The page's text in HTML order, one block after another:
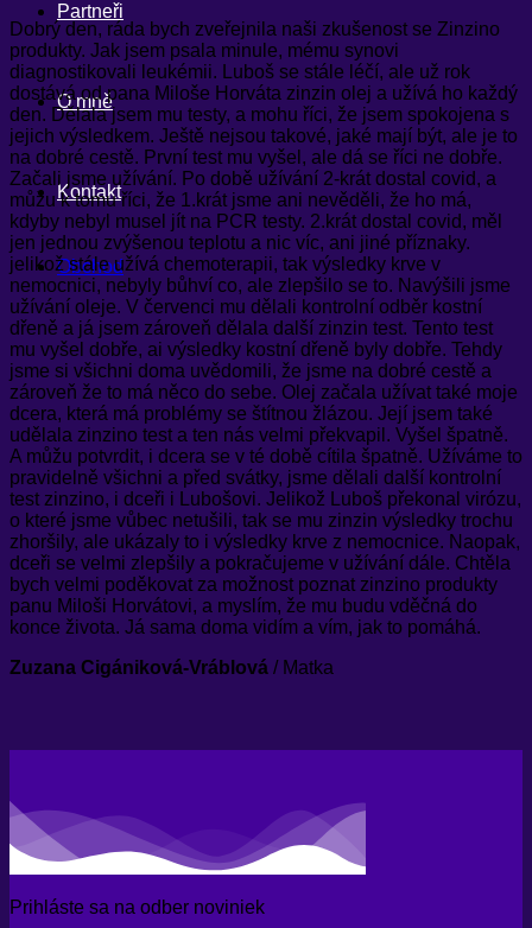
Partneři
O mně
Kontakt
Obchod
Dobrý den, ráda bych zveřejnila naši zkušenost se Zinzino
produkty. Jak jsem psala minule, mému synovi
diagnostikovali leukémii. Luboš se stále léčí, ale už rok
dostává od pana Miloše Horváta zinzin olej a užívá ho každý
den. Dělala jsem mu testy, a mohu říci, že jsem spokojena s
jejich výsledkem. Ještě nejsou takové, jaké mají být, ale je to
na dobré cestě. První test mu vyšel, ale dá se říci ne dobře.
Začali jsme užívání. Po době užívání 2-krát dostal covid, a
můžu k tomu říci, že 1.krát jsme ani nevěděli, že ho má,
kdyby nebyl musel jít na PCR testy. 2.krát dostal covid, měl
jen jednou zvýšenou teplotu a nic víc, ani jiné příznaky.
jelikož stále užívá chemoterapii, tak výsledky krve v
nemocnici, nebyly bůhví co, ale zlepšilo se to. Navýšili jsme
užívání oleje. V červenci mu dělali kontrolní odběr kostní
dřeně a já jsem zároveň dělala další zinzin test. Tento test
mu vyšel dobře, ai výsledky kostní dřeně byly dobře. Tehdy
jsme si všichni doma uvědomili, že jsme na dobré cestě a
zároveň že to má něco do sebe. Olej začala užívat také moje
dcera, která má problémy se štítnou žlázou. Její jsem také
udělala zinzino test a ten nás velmi překvapil. Vyšel špatně.
A můžu potvrdit, i dcera se v té době cítila špatně. Užíváme to
pravidelně všichni a před svátky, jsme dělali další kontrolní
test zinzino, i dceři i Lubošovi. Jelikož Luboš překonal virózu,
o které jsme vůbec netušili, tak se mu zinzin výsledky trochu
zhoršily, ale ukázaly to i výsledky krve z nemocnice. Naopak,
dceři se velmi zlepšily a pokračujeme v užívání dále. Chtěla
bych velmi poděkovat za možnost poznat zinzino produkty
panu Miloši Horvátovi, a myslím, že mu budu vděčná do
konce života. Já sama doma vidím a vím, jak to pomáhá.
Zuzana Cigániková-Vráblová / Matka
Prihláste sa na odber noviniek